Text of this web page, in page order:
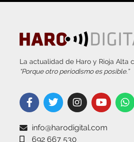
La actualidad de Haro y Rioja Alta
“Porque otro periodismo es posible.”
info@harodigital.com
692 667 530